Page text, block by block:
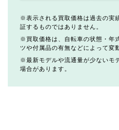
表示される買取価格は過去の実
証するものではありません。
買取価格は、自転車の状態・年
ツや付属品の有無などによって変
最新モデルや流通量が少ないモ
場合があります。